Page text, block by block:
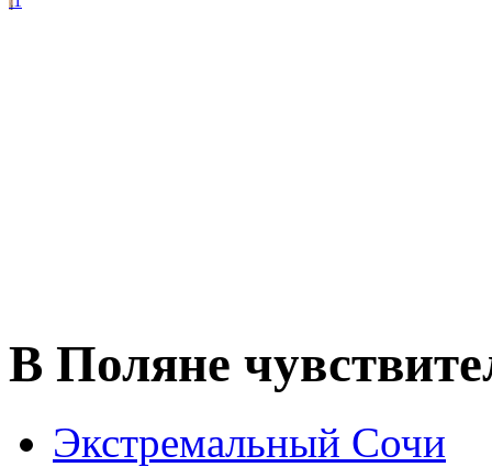
В Поляне
Экстремальный Сочи